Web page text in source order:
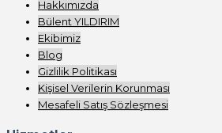
Hakkımızda
Bülent YILDIRIM
Ekibimiz
Blog
Gizlilik Politikası
Kişisel Verilerin Korunması
Mesafeli Satış Sözleşmesi